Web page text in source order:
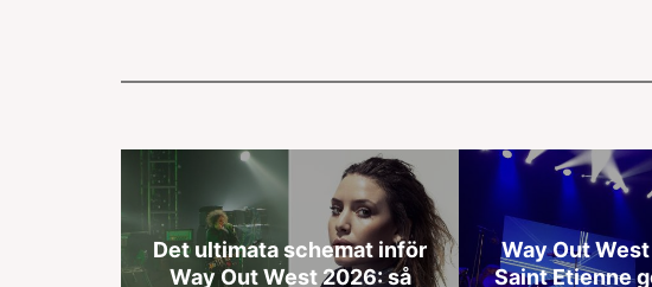
Det ultimata schemat inför
Way Out West 2026: så
Way Out
Saint Etienne